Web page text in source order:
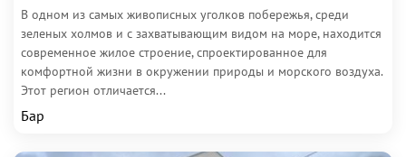
В одном из самых живописных уголков побережья, среди
зеленых холмов и с захватывающим видом на море, находится
современное жилое строение, спроектированное для
комфортной жизни в окружении природы и морского воздуха.
Этот регион отличается...
Бар